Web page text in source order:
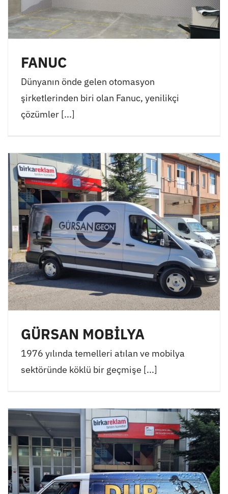
FANUC
Dünyanın önde gelen otomasyon
şirketlerinden biri olan Fanuc, yenilikçi
çözümler [...]
GÜRSAN MOBİLYA
1976 yılında temelleri atılan ve mobilya
sektöründe köklü bir geçmişe [...]